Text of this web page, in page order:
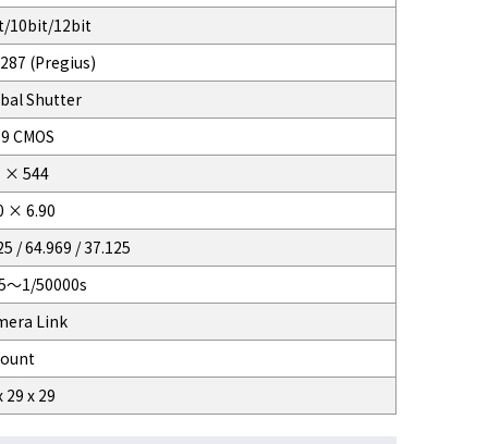
10bit/12bit
(Pregius)
Shutter
CMOS
× 544
× 6.90
/ 64.969 / 37.125
～1/50000s
Link
29 x 29